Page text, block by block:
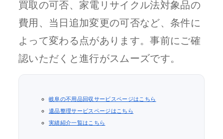
買取の可否、家電リサイクル法対象品の
費用、当日追加変更の可否など、条件に
よって変わる点があります。事前にご確
認いただくと進行がスムーズです。
岐阜の不用品回収サービスページはこちら
遺品整理サービスページはこちら
実績紹介一覧はこちら